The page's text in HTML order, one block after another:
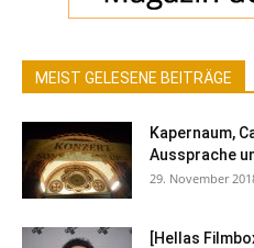
MEIST GELESENE BEITRÄGE
Kapernaum,
Aussprache
29. November
[Hellas